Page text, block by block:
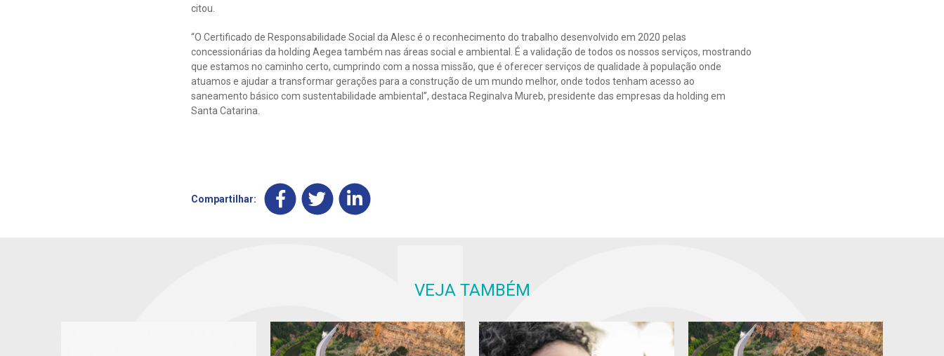
citou.
“O Certificado de Responsabilidade Social da Alesc é o reconhecimento do trabalho desenvolvido em 2020 pelas
concessionárias da holding Aegea também nas áreas social e ambiental. É a validação de todos os nossos serviços, mostrando
que estamos no caminho certo, cumprindo com a nossa missão, que é oferecer serviços de qualidade à população onde
atuamos e ajudar a transformar gerações para a construção de um mundo melhor, onde todos tenham acesso ao
saneamento básico com sustentabilidade ambiental”, destaca Reginalva Mureb, presidente das empresas da holding em
Santa Catarina.
Compartilhar:
VEJA TAMBÉM